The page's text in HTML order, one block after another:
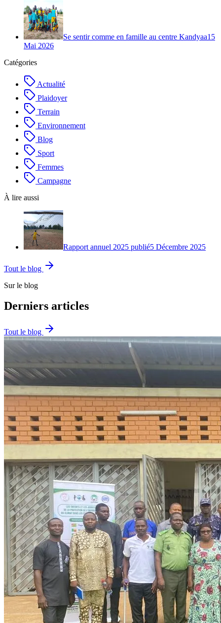
Se sentir comme en famille au centre Kandyaa15
Mai 2026
Catégories
Actualité
Plaidoyer
Terrain
Environnement
Blog
Sport
Femmes
Campagne
À lire aussi
Rapport annuel 2025 publié5 Décembre 2025
Tout le blog
Sur le blog
Derniers articles
Tout le blog